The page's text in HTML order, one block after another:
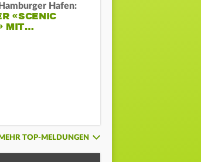
Hafen:
«SCENIC
MIT…
MEHR TOP-MELDUNGEN